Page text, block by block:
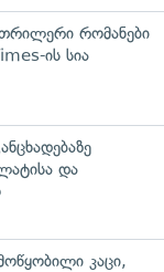
თრილერი რომანები
ის სია
და
კაცი,